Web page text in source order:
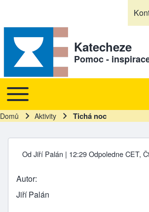
Katecheze
Pomoc -
Hlavní navigace
Toggle main menu
Drobečková navigace
Domů Aktivity Tichá noc
Od Jiří Palán | 12:29 Odpoledne CET,
Autor
Jiří Palán